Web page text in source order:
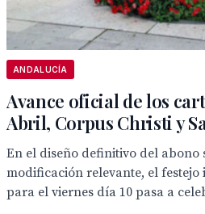
ANDALUCÍA
Avance oficial de los
Abril, Corpus Christi y
En el diseño definitivo del abono
modificación relevante, el
para el viernes día 10 pasa a